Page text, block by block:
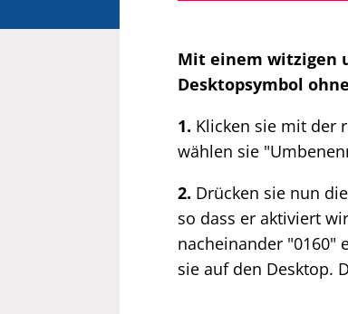
Mit einem witzigen
Desktopsymbol
1. Klicken sie mit der
wählen sie
2. Drücken sie nun
so dass er aktiviert
nacheinander "0160"
sie auf den Desktop.